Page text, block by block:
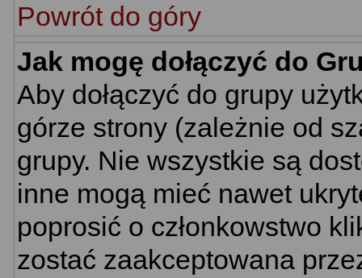
Powrót do góry
Jak mogę dołączyć do
Aby dołączyć do grupy
górze strony (zależnie od
grupy. Nie wszystkie są
inne mogą mieć nawet
poprosić o członkowstwo
zostać zaakceptowana